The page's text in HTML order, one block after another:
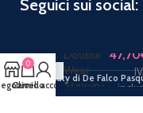
Seguici sui social:
PuntoBeauty di De Falco
LAUDER
Double
Wear
Stay-in-
Place
47,70
0
Carrello
Il mio account